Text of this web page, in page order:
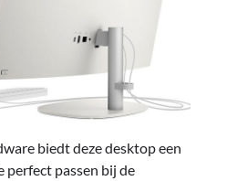
biedt deze desktop een
perfect passen bij de